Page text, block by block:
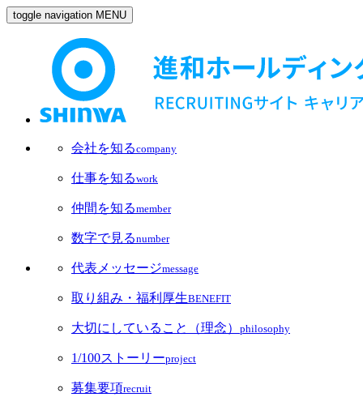
toggle navigation MENU
会社を知るcompany
仕事を知るwork
仲間を知るmember
数字で見るnumber
代表メッセージmessage
取り組み・福利厚生BENEFIT
大切にしていること（理念） philosophy
1/100ストーリーproject
募集要項recruit